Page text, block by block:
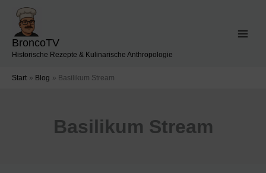
Inhalt
springen
BroncoTV
Historische Rezepte & Kulinarische Anthropologie
Start Blog Basilikum Stream
Basilikum Stream